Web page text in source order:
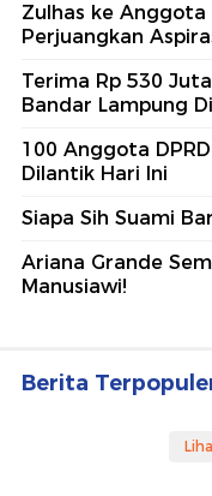
Zulhas ke Anggota
Perjuangkan
Terima Rp 530
Bandar Lampung
100 Anggota
Dilantik Hari Ini
Siapa Sih Suami
Ariana Grande
Manusiawi!
Berita